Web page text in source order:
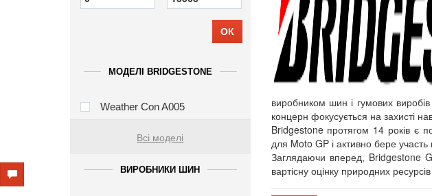
ОК
МОДЕЛІ BRIDGESTONE
Weather Con A005
Всі моделі
ВИРОБНИКИ ШИН
виробником шин і гумових
концерн фокусується на захисті
Bridgestone протягом 14 років є
для Moto GP і активно бере
Заглядаючи вперед, Bridgestone
вартісну оцінку природних